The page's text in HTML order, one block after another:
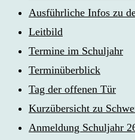
Ausführliche Infos zu
Leitbild
Termine im Schuljahr
Terminüberblick
Tag der offenen Tür
Kurzübersicht zu
Anmeldung Schuljahr